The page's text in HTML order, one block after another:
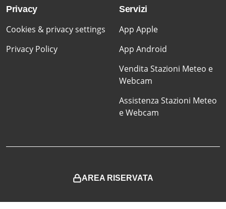
Privacy
Cookies & privacy settings
Privacy Policy
Servizi
App Apple
App Android
Vendita Stazioni Meteo e
Webcam
Assistenza Stazioni Meteo
e Webcam
AREA RISERVATA